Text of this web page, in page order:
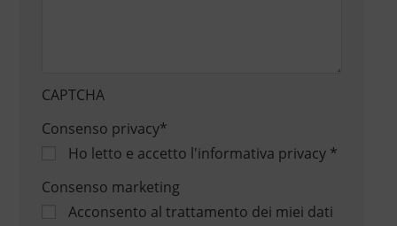
CAPTCHA
Consenso privacy*
Ho letto e accetto l'informativa privacy*
Consenso marketing
Acconsento al trattamento dei miei dati